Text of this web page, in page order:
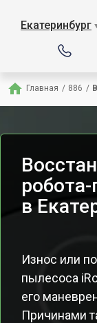
Екатеринбург
Главная / 886 /
в
Износ или
пылесоса
его
Причинами